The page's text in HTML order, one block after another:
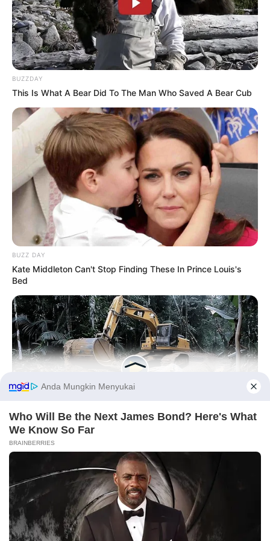
Grup favoritnya adalah Red VelvetdanGFRIEND.
Ia sekamar dengan Sumin.
Makanan kesukaannya adalah telur rebus yang dimasak oleh
neneknya.
Lihat profil & fakta Yoon selengkapnya
6. J
(foto: instagram/stayc_highup)
Biodata & Profil
Nama Lengkap: Jang Ye Eun
BUZZDAY
This Is What A Bear Did To The Man Who Saved A Bear Cub
BUZZ DAY
Kate Middleton Can't Stop Finding These In Prince Louis's
Bed
HABERION
Video Of Giant Anaconda Is Going Viral All Over The World.
Before You Go